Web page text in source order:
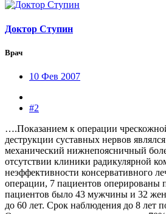
Доктор Ступин
Врач
10 Фев 2007
#2
….Показанием к операции
деструкции суставных нервов
механический нижнепоясничный
отсутствии клиники радикулярной
неэффективности консервативного
операции, 7 пациентов оперированы
пациентов было 43 мужчины и 32
до 60 лет. Срок наблюдения до 8 лет